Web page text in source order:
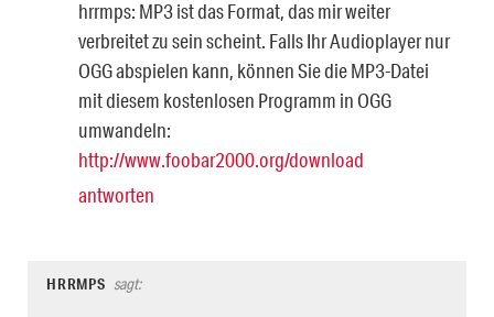
hrrmps: MP3 ist das Format, das mir weiter
verbreitet zu sein scheint. Falls Ihr Audioplayer nur
OGG abspielen kann, können Sie die MP3-Datei
mit diesem kostenlosen Programm in OGG
umwandeln:
http://www.foobar2000.org/download
antworten
HRRMPS sagt: